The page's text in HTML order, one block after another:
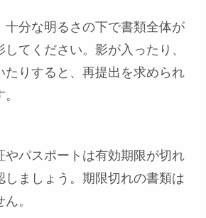
十分な明るさの下で書類全体が
てください。影が入ったり、
たりすると、再提出を求められ
やパスポートは有効期限が切れ
しましょう。期限切れの書類は
。